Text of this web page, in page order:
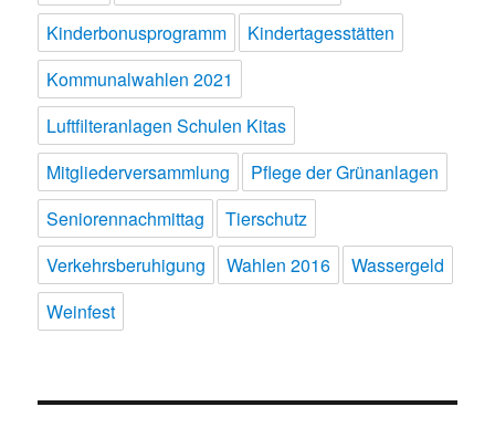
Kinderbonusprogramm
Kindertagesstätten
Kommunalwahlen 2021
Luftfilteranlagen Schulen Kitas
Mitgliederversammlung
Pflege der Grünanlagen
Seniorennachmittag
Tierschutz
Verkehrsberuhigung
Wahlen 2016
Wassergeld
Weinfest